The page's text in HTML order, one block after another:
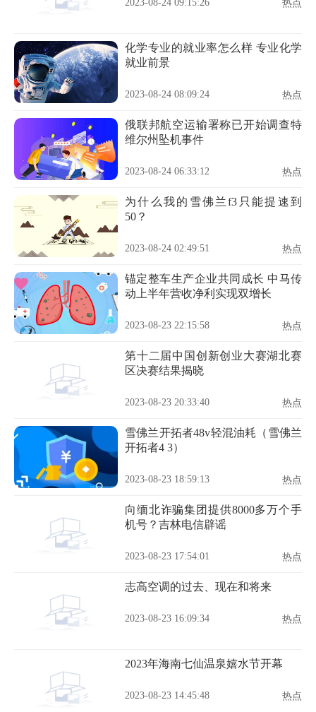
2023-08-24 09:15:26 热点
化学专业的就业率怎么样 专业化学
就业前景
2023-08-24 08:09:24 热点
俄联邦航空运输署称已开始调查特
维尔州坠机事件
2023-08-24 06:33:12 热点
为什么我的雪佛兰f3只能提速到
50？
2023-08-24 02:49:51 热点
锚定整车生产企业共同成长 中马传
动上半年营收净利实现双增长
2023-08-23 22:15:58 热点
第十二届中国创新创业大赛湖北赛
区决赛结果揭晓
2023-08-23 20:33:40 热点
雪佛兰开拓者48v轻混油耗（雪佛兰
开拓者4 3）
2023-08-23 18:59:13 热点
向缅北诈骗集团提供8000多万个手
机号？吉林电信辟谣
2023-08-23 17:54:01 热点
志高空调的过去、现在和将来
2023-08-23 16:09:34 热点
2023年海南七仙温泉嬉水节开幕
2023-08-23 14:45:48 热点